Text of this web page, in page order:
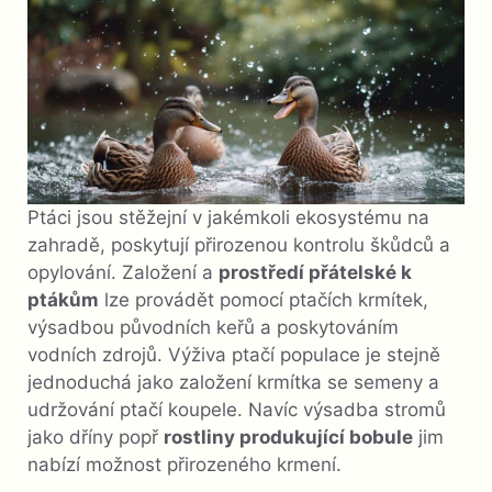
Ptáci jsou stěžejní v jakémkoli ekosystému na
zahradě, poskytují přirozenou kontrolu škůdců a
opylování. Založení a prostředí přátelské k
ptákům lze provádět pomocí ptačích krmítek,
výsadbou původních keřů a poskytováním
vodních zdrojů. Výživa ptačí populace je stejně
jednoduchá jako založení krmítka se semeny a
udržování ptačí koupele. Navíc výsadba stromů
jako dříny popř rostliny produkující bobule jim
nabízí možnost přirozeného krmení.